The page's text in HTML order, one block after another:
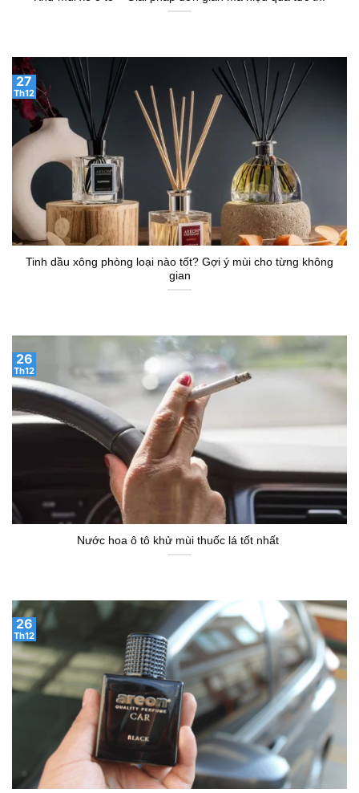
Tinh dầu xông phòng loại nào tốt? Gợi ý mùi cho từng không
gian
27
Th12
Nước hoa ô tô khử mùi thuốc lá tốt nhất
26
Th12
26
Th12